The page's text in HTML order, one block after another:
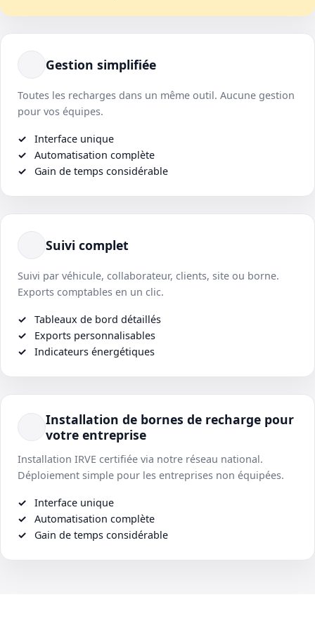
Gestion simplifiée
Toutes les recharges dans un même outil. Aucune gestion
pour vos équipes.
Interface unique
Automatisation complète
Gain de temps considérable
Suivi complet
Suivi par véhicule, collaborateur, clients, site ou borne.
Exports comptables en un clic.
Tableaux de bord détaillés
Exports personnalisables
Indicateurs énergétiques
Installation de bornes de recharge pour
votre entreprise
Installation IRVE certifiée via notre réseau national.
Déploiement simple pour les entreprises non équipées.
Interface unique
Automatisation complète
Gain de temps considérable